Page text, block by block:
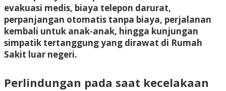
evakuasi medis, biaya telepon darurat,
perpanjangan otomatis tanpa biaya, perjalanan
kembali untuk anak-anak, hingga kunjungan
simpatik tertanggung yang dirawat di Rumah
Sakit luar negeri.
Perlindungan pada saat kecelakaan